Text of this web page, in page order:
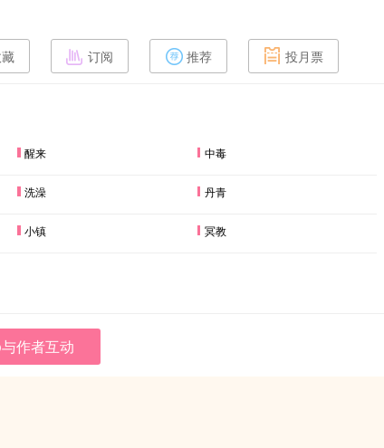
订阅 推荐 投月票
醒来 中毒
洗澡 丹青
小镇 冥教
作者互动